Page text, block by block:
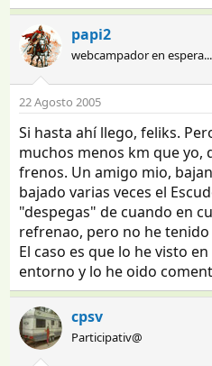
papi2
webcampador en
22 Agosto 2005
Si hasta ahí llego, feliks.
muchos menos km que yo,
frenos. Un amigo mio,
bajado varias veces el
"despegas" de cuando en
refrenao, pero no he tenido
El caso es que lo he visto
entorno y lo he oido
cpsv
Participativ@